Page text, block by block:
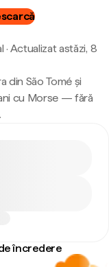
· Actualizat astăzi, 8
din São Tomé și
cu Morse — fără
încredere